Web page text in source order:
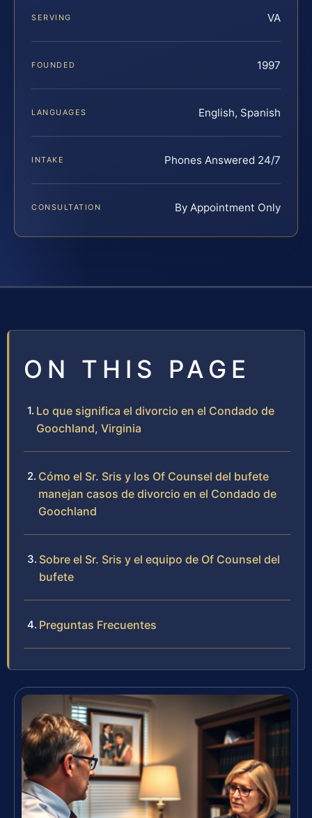
SERVING VA
FOUNDED 1997
LANGUAGES English, Spanish
INTAKE Phones Answered 24/7
CONSULTATION By Appointment Only
ON THIS PAGE
Lo que significa el divorcio en el Condado de
Goochland, Virginia
Cómo el Sr. Sris y los Of Counsel del bufete
manejan casos de divorcio en el Condado de
Goochland
Sobre el Sr. Sris y el equipo de Of Counsel del
bufete
Preguntas Frecuentes